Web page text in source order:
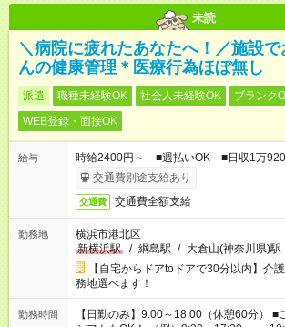
未読
＼病院に疲れたあなたへ！／施設で
んの健康管理＊医療行為ほぼ無し
派遣 職種未経験OK 社会人未経験OK
ブランク
WEB登録・面接OK
給与
時給2400円～ ■週払いOK ■日収1万
交通費別途支給あり
交通費 交通費全額支給
勤務地
横浜市港北区
新横浜駅
/ 綱島駅 / 大倉山(神奈川県)駅
【自宅からドアtoドアで30分以内】介
務地選べます！
勤務時間
【日勤のみ】9:00～18:00（休憩60分） ■ご希望があればその他